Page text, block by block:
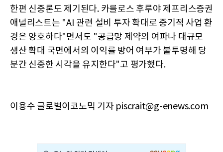
한편 신중론도 제기된다. 카를로스 후루야 제프리스증권
애널리스트는 "AI 관련 설비 투자 확대로 중기적 사업 환
경은 양호하다"면서도 "공급망 제약의 여파나 대규모
생산 확대 국면에서의 이익률 방어 여부가 불투명해 당
분간 신중한 시각을 유지한다"고 평가했다.
이용수 글로벌이코노믹 기자 piscrait@g-enews.com